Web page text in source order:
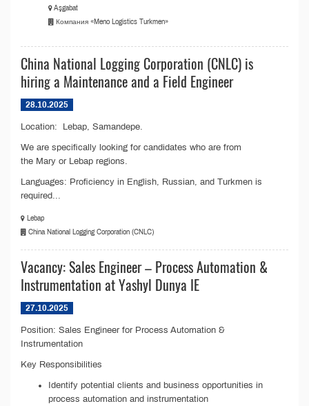
Aşgabat
Компания «Meno Logistics Turkmen»
China National Logging Corporation (CNLC) is
hiring a Maintenance and a Field Engineer
28.10.2025
Location: Lebap, Samandepe.
We are specifically looking for candidates who are from
the Mary or Lebap regions.
Languages: Proficiency in English, Russian, and Turkmen is
required...
Lebap
China National Logging Corporation (CNLC)
Vacancy: Sales Engineer – Process Automation &
Instrumentation at Yashyl Dunya IE
27.10.2025
Position: Sales Engineer for Process Automation &
Instrumentation
Key Responsibilities
Identify potential clients and business opportunities in
process automation and instrumentation